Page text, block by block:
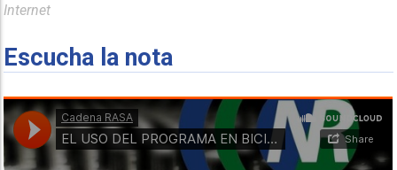
Internet
Escucha la nota